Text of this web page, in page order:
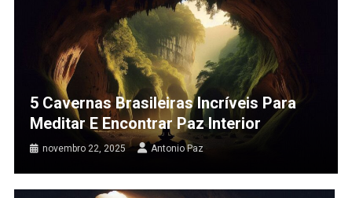
5 Cavernas Brasileiras Incríveis Para
Meditar E Encontrar Paz Interior
novembro 22, 2025 Antonio Paz